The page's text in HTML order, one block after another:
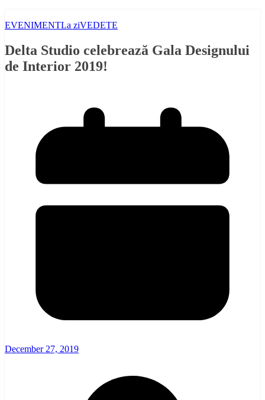
EVENIMENTLa ziVEDETE
Delta Studio celebrează Gala Designului
de Interior 2019!
December 27, 2019